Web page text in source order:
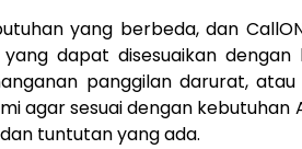
yang berbeda, dan
dapat disesuaikan dengan
panggilan darurat,
agar sesuai dengan kebutuhan
tuntutan yang ada.